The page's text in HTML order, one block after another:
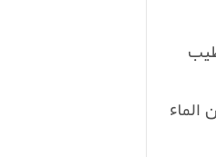
الحمص واللروز مغسول نديرو 3 كيسان الماء